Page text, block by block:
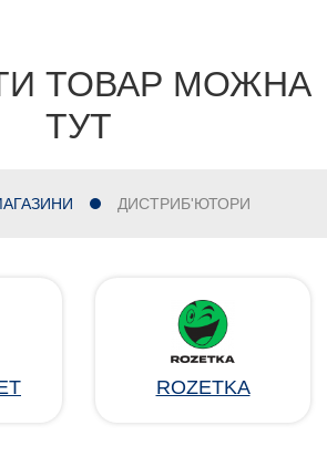
ТОВАР МОЖНА
ТУТ
ДИСТРИБ'ЮТОРИ
ROZETKA